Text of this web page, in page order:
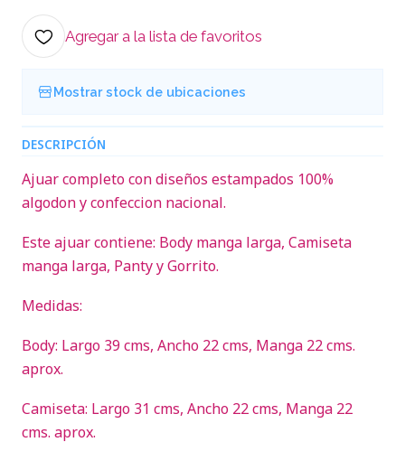
Agregar a la lista de favoritos
Mostrar stock de ubicaciones
DESCRIPCIÓN
Ajuar completo con diseños estampados 100%
algodon y confeccion nacional.
Este ajuar contiene: Body manga larga, Camiseta
manga larga, Panty y Gorrito.
Medidas:
Body: Largo 39 cms, Ancho 22 cms, Manga 22 cms.
aprox.
Camiseta: Largo 31 cms, Ancho 22 cms, Manga 22
cms. aprox.